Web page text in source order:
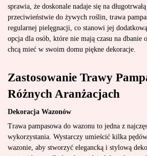
sprawia, że doskonale nadaje się na
przeciwieństwie do żywych roślin, trawa
regularnej pielęgnacji, co stanowi jej
opcja dla osób, które nie mają czasu na dbanie
chcą mieć w swoim domu piękne dekoracje.
Zastosowanie Trawy
Różnych Aranżacjach
Dekoracja Wazonów
Trawa pampasowa do wazonu to jedna z
wykorzystania. Wystarczy umieścić kilka
wazonie, aby stworzyć elegancką i stylową